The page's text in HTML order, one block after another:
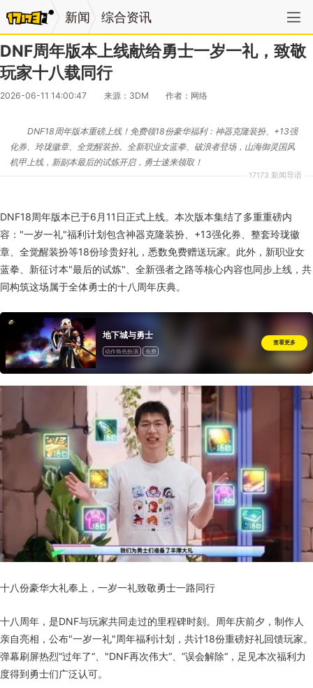
新闻 综合资讯
DNF周年版本上线献给勇士一岁一礼，致敬
玩家十八载同行
2026-06-11 14:00:47 来源：3DM 作者：网络
17173 新闻导语
DNF18周年版本重磅上线！免费领18份豪华福利：神器克隆装扮、+13强
化券、玲珑徽章、全觉醒装扮。全新职业女蓝拳、破浪者登场，山海御灵国风
机甲上线，新副本最后的试炼开启，勇士速来领取！
DNF18周年版本已于6月11日正式上线。本次版本集结了多重重磅内
容："一岁一礼"福利计划包含神器克隆装扮、+13强化券、整套玲珑徽
章、全觉醒装扮等18份珍贵好礼，悉数免费赠送玩家。此外，新职业女
蓝拳、新征讨本"最后的试炼"、全新强者之路等核心内容也同步上线，共
同构筑这场属于全体勇士的十八周年庆典。
地下城与勇士
动作角色扮演 免费
查看更多
十八份豪华大礼奉上，一岁一礼致敬勇士一路同行
十八周年，是DNF与玩家共同走过的里程碑时刻。周年庆前夕，制作人
亲自亮相，公布"一岁一礼"周年福利计划，共计18份重磅好礼回馈玩家。
弹幕刷屏热烈“过年了“、"DNF再次伟大“、”误会解除“，足见本次福利力
度得到勇士们广泛认可。